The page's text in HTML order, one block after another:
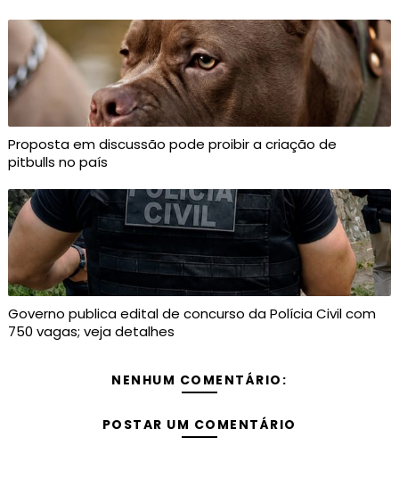
Proposta em discussão pode proibir a criação de
pitbulls no país
Governo publica edital de concurso da Polícia Civil com
750 vagas; veja detalhes
NENHUM COMENTÁRIO:
POSTAR UM COMENTÁRIO